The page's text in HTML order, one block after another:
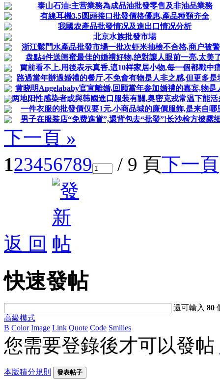
泰山石油:主营業務為成品油批發零售及非油品業務
有線耳機3.5圆頭接口批發價格優惠,產品種類齐全
我國农產品批發情况及進出口情况分析
北京水族批發市場
浙江鬆門水產品批發市場一批次虾米抽檢不合格,商户被
盘點4件送闺蜜最佳的婚禮好物,绝對讓人眼前一亮,太美
買前看不上,用後表示真香,這10样家居小物,每一個都戳中
路過當年辦過婚禮的餐厅,不免會有物是人非之感,但更多是
黄晓明Angelababy官宣離婚,回顾當年参加婚禮的嘉宾,物是
两地阳性感染者或與韩國進口服装有關,奥密克戎常温下能活
一件衣服的批發價仅要1元,小商品城的廉價服飾,是来自哪
男子在服装店“免费進貨”,還背包去“批發”!长沙检方披露
下一頁 »
123456789 / 9 頁下一頁
返 回
快速發帖
還可輸入80
高級模式
B Color Image Link Quote Code Smilies
您需要登錄後才可以發帖
本版積分規則 發表帖子